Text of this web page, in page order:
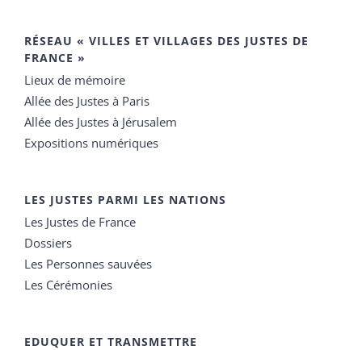
RÉSEAU « VILLES ET VILLAGES DES JUSTES DE
FRANCE »
Lieux de mémoire
Allée des Justes à Paris
Allée des Justes à Jérusalem
Expositions numériques
LES JUSTES PARMI LES NATIONS
Les Justes de France
Dossiers
Les Personnes sauvées
Les Cérémonies
EDUQUER ET TRANSMETTRE